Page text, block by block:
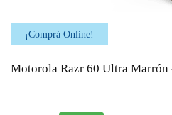
¡Comprá Online!
Motorola Razr 60 Ultra Marrón